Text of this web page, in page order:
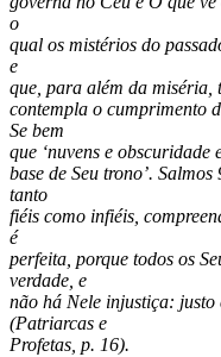
o
qual os mistérios do
e
que, para além da miséria,
contempla o cumprimento
Se bem
que ‘nuvens e
base de Seu trono’.
tanto
fiéis como infiéis,
é
perfeita, porque todos os
verdade, e
não há Nele injustiça: justo
(Patriarcas e
Profetas, p. 16).